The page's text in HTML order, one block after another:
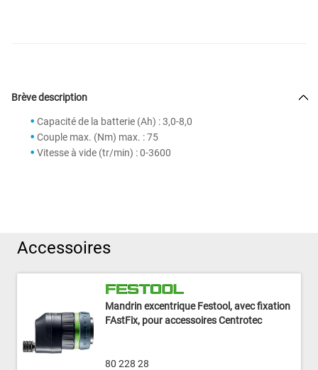
Brève description
Capacité de la batterie (Ah) : 3,0-8,0
Couple max. (Nm) max. : 75
Vitesse à vide (tr/min) : 0-3600
Accessoires
80 228 28
Mandrin excentrique Festool, avec fixation
FAstFix, pour accessoires Centrotec